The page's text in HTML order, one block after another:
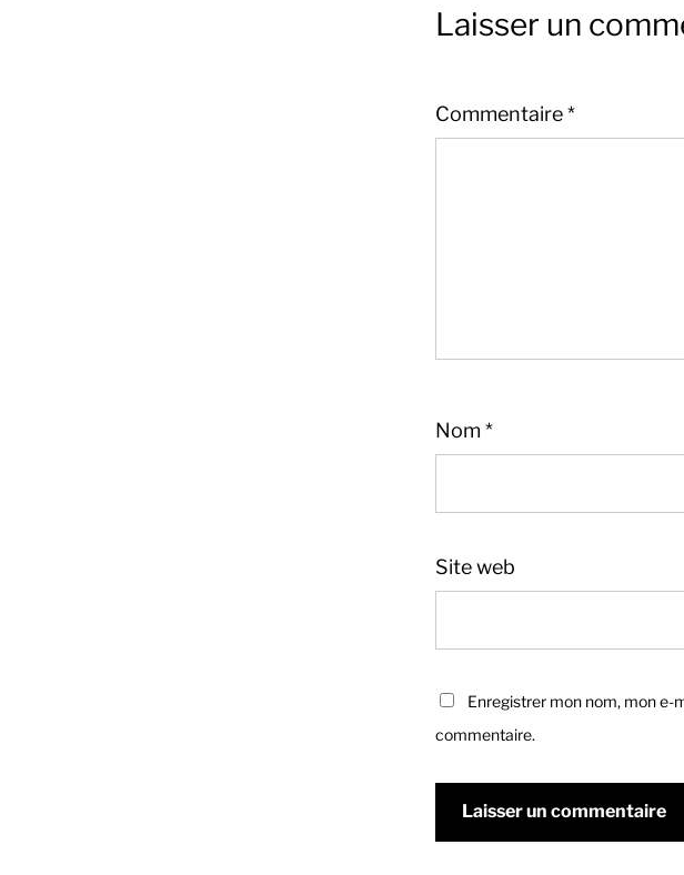
Laisser un
Commentaire*
Nom *
Site web
Enregistrer mon nom, mon e-
commentaire.